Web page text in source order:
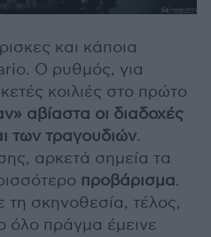
και κάποια
Ο ρυθμός, για
κοιλιές στο πρώτο
αβίαστα οι διαδοχές
των τραγουδιών.
αρκετά σημεία τα
προβάρισμα.
τη σκηνοθεσία, τέλος,
όλο πράγμα έμεινε